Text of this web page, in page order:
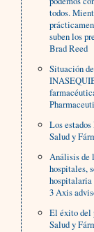
todos.
suben los
Brad Reed
Situación
Los
Salud y
Análisis de
hospitales,
hospitalaria
3 Axis
El éxito del
Salud y